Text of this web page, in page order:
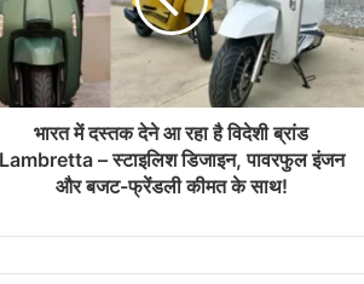
भारत में दस्तक देने आ रहा है विदेशी ब्रांड
Lambretta – स्टाइलिश डिजाइन, पावरफुल इंजन
और बजट-फ्रेंडली कीमत के साथ!